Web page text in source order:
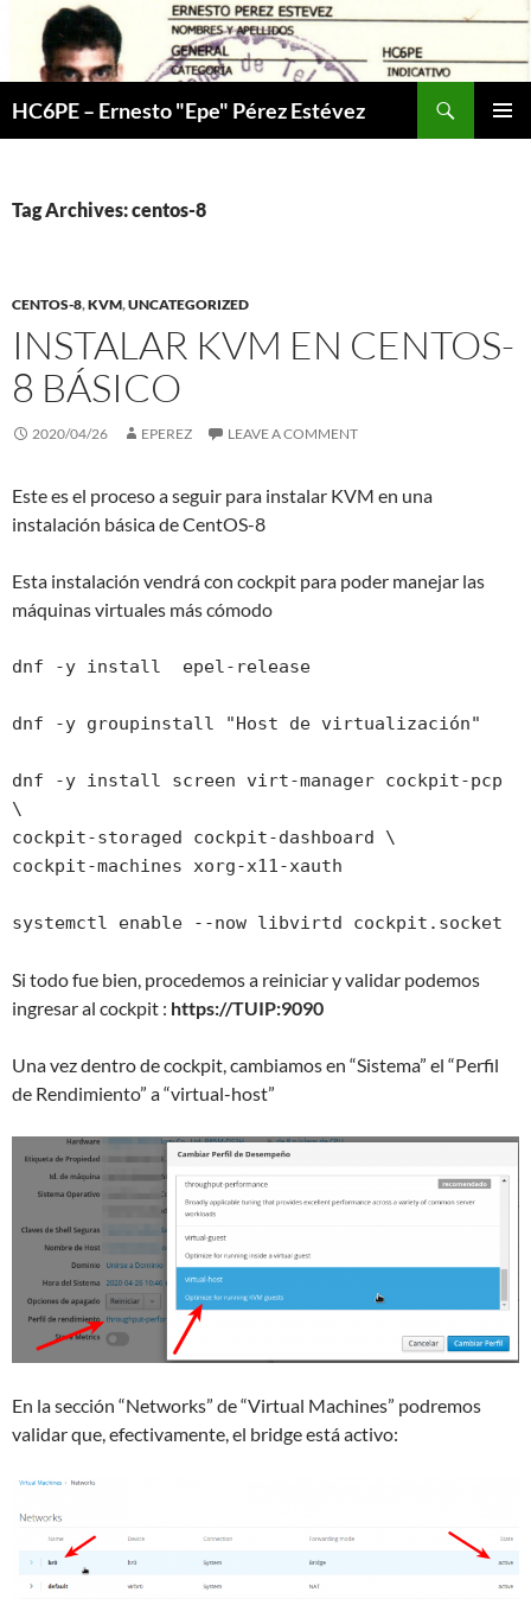
content
HC6PE – Ernesto "Epe" Pérez Estévez
Tag Archives: centos-8
CENTOS-8,KVM,UNCATEGORIZED
INSTALAR KVM EN CENTOS-
8 BÁSICO
2020/04/26 EPEREZ LEAVE A COMMENT
Este es el proceso a seguir para instalar KVM en una
instalación básica de CentOS-8
Esta instalación vendrá con cockpit para poder manejar las
máquinas virtuales más cómodo
dnf -y install  epel-release
dnf -y groupinstall "Host de virtualización"
dnf -y install screen virt-manager cockpit-pcp
\
cockpit-storaged cockpit-dashboard \
cockpit-machines xorg-x11-xauth
systemctl enable --now libvirtd cockpit.socket
Si todo fue bien, procedemos a reiniciar y validar podemos
ingresar al cockpit : https://TUIP:9090
Una vez dentro de cockpit, cambiamos en “Sistema” el “Perfil
de Rendimiento” a “virtual-host”
En la sección “Networks” de “Virtual Machines” podremos
validar que, efectivamente, el bridge está activo: